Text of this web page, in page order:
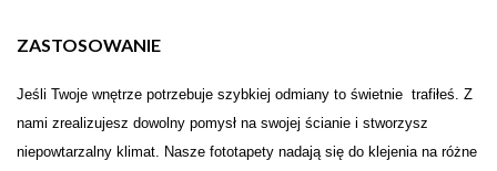
ZASTOSOWANIE
Jeś li Twoje wnętrze potrzebuje szybkiej odmiany to świetnie trafiłeś. Z
nami zrealizujesz dowolny pomysł na swojej ścianie i stworzysz
niepowtarzalny klimat. Nasze fototapety nadają się do klejenia na różne